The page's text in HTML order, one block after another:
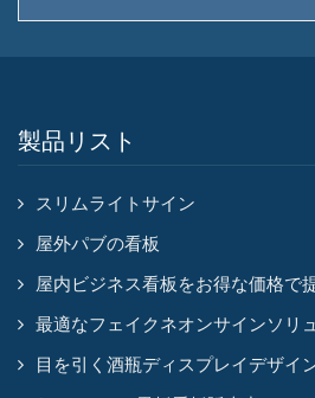
製品リスト
スリムライトサイン
屋外パブの看板
屋内ビジネス看板をお得な価格で
最適なフェイクネオンサインソリ
目を引く酒瓶ディスプレイデザイ